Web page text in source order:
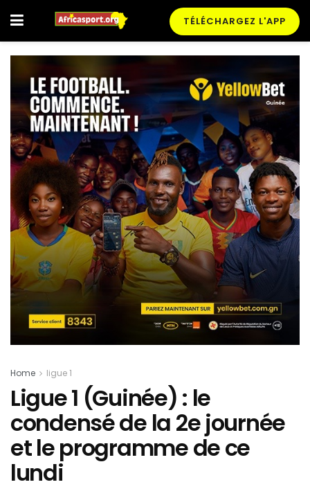
TÉLÉCHARGEZ L'APP
Home ligue 1
Ligue 1 (Guinée) : le
condensé de la 2e journée
et le programme de ce
lundi